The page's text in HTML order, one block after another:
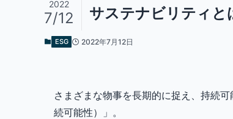
サステナビリティと
2022
7/12
ESG 2022年7月12日
さまざまな物事を長期的に捉え、持続
続可能性）」。